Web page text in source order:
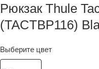
Рюкзак Thule
(TACTBP116)
Выберите цвет